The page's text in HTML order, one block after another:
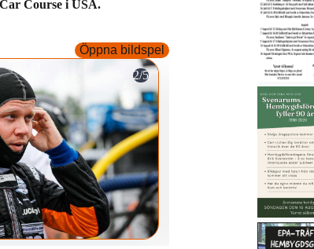
Course i USA.
Öppna bildspel
2/5